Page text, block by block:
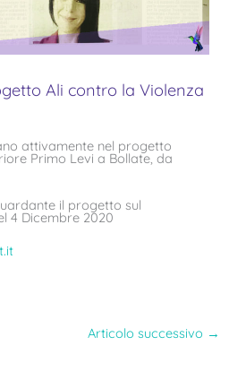
Ali contro la Violenza
attivamente nel progetto
Primo Levi a Bollate, da
il progetto sul
4 Dicembre 2020
Articolo successivo →